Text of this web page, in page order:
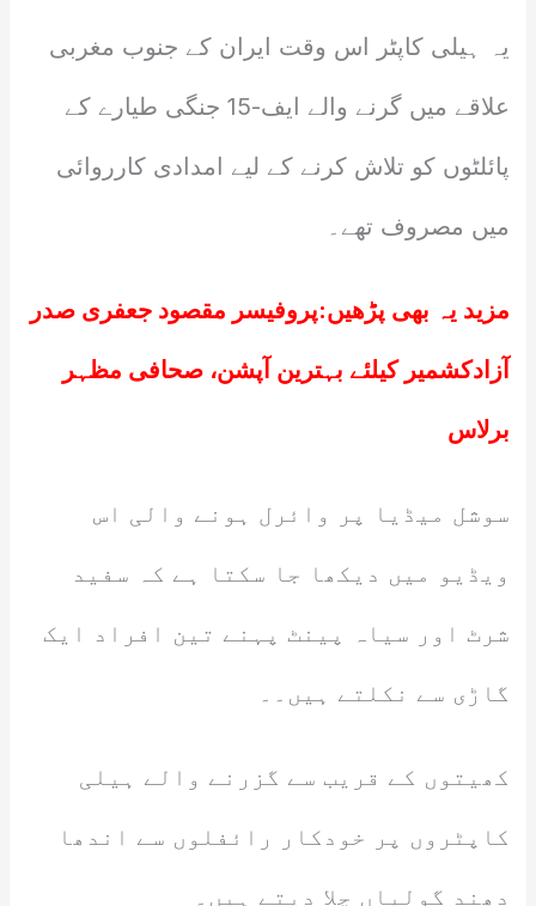
یہ ہیلی کاپٹر اس وقت ایران کے جنوب مغربی
علاقے میں گرنے والے ایف-15 جنگی طیارے کے
پائلٹوں کو تلاش کرنے کے لیے امدادی کارروائی
میں مصروف تھے۔
مزید یہ بھی پڑھیں:پروفیسر مقصود جعفری صدر
آزادکشمیر کیلئے بہترین آپشن، صحافی مظہر
برلاس
سوشل میڈیا پر وائرل ہونے والی اس
ویڈیو میں دیکھا جا سکتا ہے کہ سفید
شرٹ اور سیاہ پینٹ پہنے تین افراد ایک
گاڑی سے نکلتے ہیں۔۔
کھیتوں کے قریب سے گزرنے والے ہیلی
کاپٹروں پر خودکار رائفلوں سے اندھا
دھند گولیاں چلا دیتے ہیں۔